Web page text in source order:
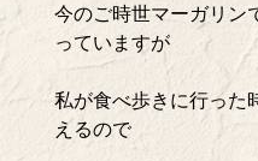
今のご時世マーガリン
っていますが
私が食べ歩きに行った
えるので